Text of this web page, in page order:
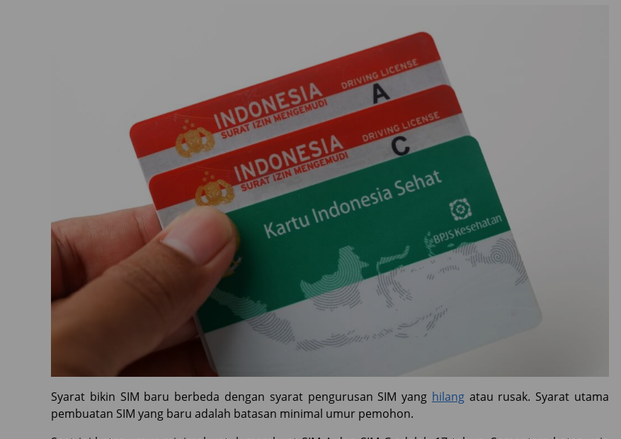
Syarat bikin SIM baru berbeda dengan syarat pengurusan SIM yang hilangatau rusak. Syarat utama
pembuatan SIM yang baru adalah batasan minimal umur pemohon.